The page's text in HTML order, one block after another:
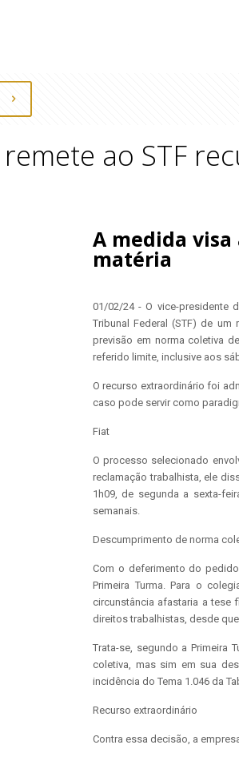
remete ao STF
A medida
matéria
01/02/24 - O vice-presidente
Tribunal Federal (STF) de
previsão em norma coletiva
referido limite, inclusive aos
O recurso extraordinário foi
caso pode servir como
Fiat
O processo selecionado
reclamação trabalhista, ele
1h09, de segunda a sexta-
semanais.
Descumprimento de norma
Com o deferimento do
Primeira Turma. Para o
circunstância afastaria a tese
direitos trabalhistas, desde
Trata-se, segundo a Primeira
coletiva, mas sim em sua
incidência do Tema 1.046 da
Recurso extraordinário
Contra essa decisão, a